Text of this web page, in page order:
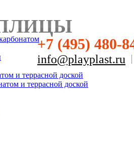
+7 (495) 480-
info@playplast.ru
и террасной доской
и террасной доской